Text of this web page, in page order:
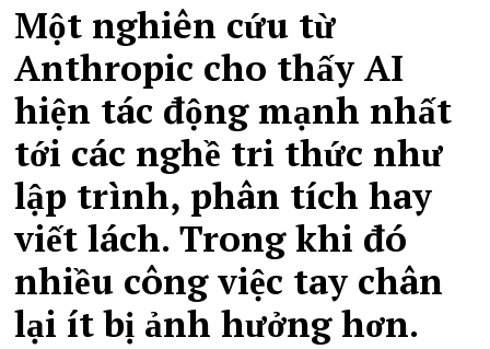
Một nghiên cứu từ
Anthropic cho thấy AI
hiện tác động mạnh nhất
tới các nghề tri thức như
lập trình, phân tích hay
viết lách. Trong khi đó
nhiều công việc tay chân
lại ít bị ảnh hưởng hơn.